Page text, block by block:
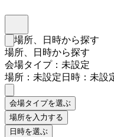
検索フォームを閉じる
場所、日時から探す
場所、日時から探す
会場タイプ：未設定
場所：未設定日時：未設
会場タイプを選ぶ
場所を入力する
日時を選ぶ